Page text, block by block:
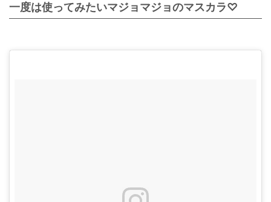
一度は使ってみたいマジョマジョのマスカラ♡